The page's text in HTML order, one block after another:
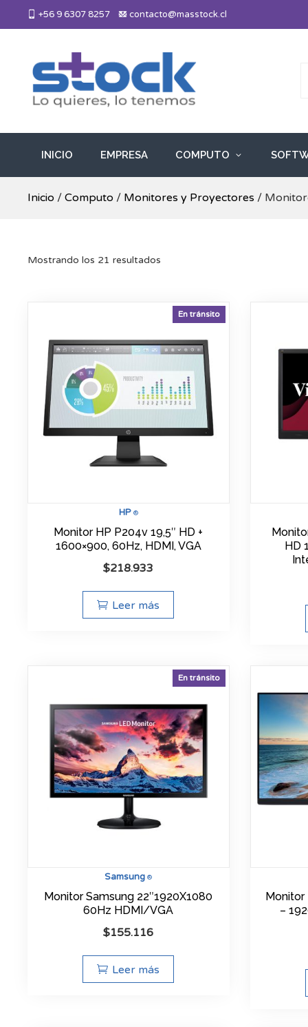
+56 9 6307 8257 contacto@masstock.cl
Más Stock
INICIO EMPRESA COMPUTO
Inicio / Computo / Monitores y Proyectores /
Mostrando los 21 resultados
HP®
En tránsito
Monitor HP P204v 19,5″ HD +
1600×900, 60Hz, HDMI, VGA
$218.933
Leer más
HD
Samsung ®
En tránsito
Monitor Samsung 22″1920X1080
60Hz HDMI/VGA
$155.116
Leer más
Monitor
–